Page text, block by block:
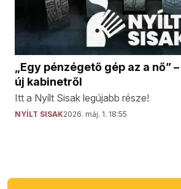
„Egy pénzégető gép az a nő”
új kabinetről
Itt a Nyílt Sisak legújabb része!
NYÍLT SISAK2026. máj. 1. 18:55